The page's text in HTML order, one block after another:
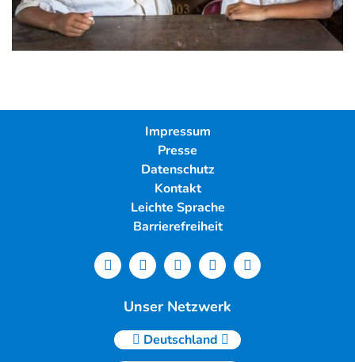
Impressum
Presse
Datenschutz
Kontakt
Leichte Sprache
Barrierefreiheit
Unser Netzwerk
Deutschland